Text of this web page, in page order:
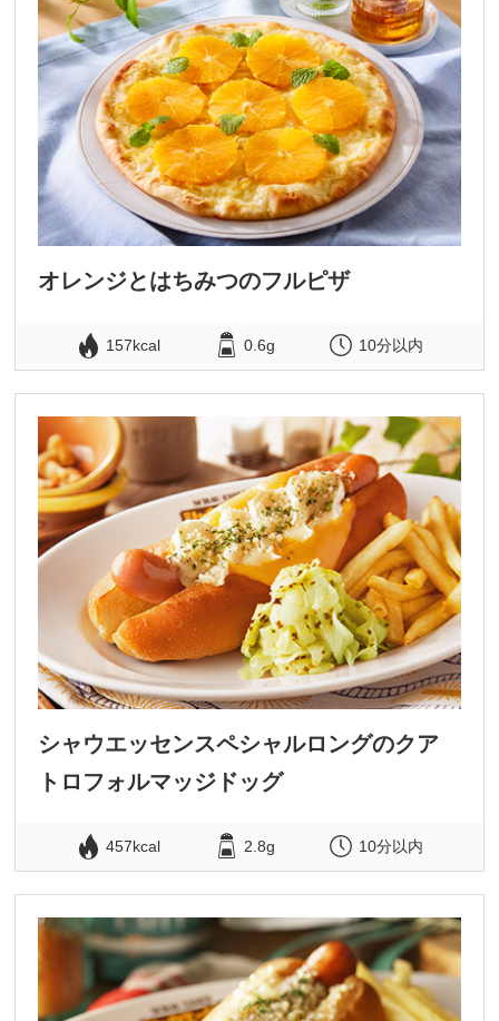
オレンジとはちみつのフルピザ
157kcal 0.6g 10分以内
シャウエッセンスペシャルロングのクア
トロフォルマッジドッグ
457kcal 2.8g 10分以内